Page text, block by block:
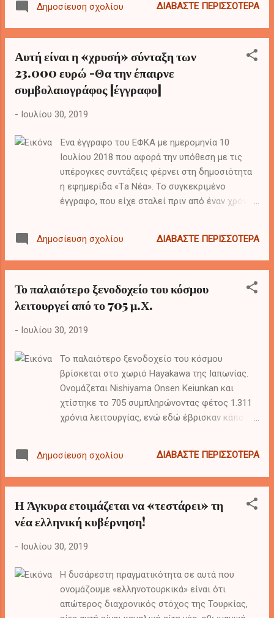
Οι μαρτυρίες, ωστόσο, για μυστηριώδεις
τόπους στην Ελλάδα, είναι πολλές. Δεν θα
διαφορετικά, καθώς είμαστε… μετρ της
μυθολογίας, όμως, υπάρχουν
αποδεδειγμένα τόποι που κάτι περίεργο
λογική εξήγηση…
Δημοσίευση σχολίου ΔΙΑΒΆΣΤΕ ΠΕΡΙΣΣΌΤΕΡΑ
Αυτή είναι η «χρυσή» σύνταξη των
23.000 ευρώ -Θα την έπαιρνε
συμβολαιογράφος [έγγραφο]
- Ιουλίου 30, 2019
Ένα έγγραφο του ΕΦΚΑ με ημερομηνία 10
Ιουλίου 2018 που αφορά την υπόθεση με τις
υπέρογκες συντάξεις φέρνει στη δημοσιότητα
η εφημερίδα «Τa Νέα». Το συγκεκριμένο
έγγραφο, που είχε σταλεί πριν από έναν χρόνο
ΕΦΚΑ, αναφέρεται στις συντάξεις των
συμβολαιογράφων. Στο επίμαχο έγγραφο που
«συμβολαιογράφος με συντάξιμες αποδοχές
40.648,30 ευρώ και καταβληθείσες
βάση το νέο νόμο και την αρχή της
ποσού: Εικόνα: Το έγγραφο με τη «βασιλική»
σύνταξη των 23.008,84 ευρώ
Δημοσίευση σχολίου ΔΙΑΒΆΣΤΕ ΠΕΡΙΣΣΌΤΕΡΑ
Το παλαιότερο ξενοδοχείο του κόσμου
λειτουργεί από το 705 μ.Χ.
- Ιουλίου 30, 2019
Το παλαιότερο ξενοδοχείο του κόσμου
βρίσκεται στο χωριό Hayakawa της Ιαπωνίας.
Ονομάζεται Nishiyama Onsen Keiunkan και
χτίστηκε το 705 συμπληρώνοντας φέτος 1.311
χρόνια λειτουργίας, ενώ εδώ έβρισκαν κάποτε
ενώ κατά τη διάρκεια όλων αυτών των χρόνων
πέρασε από 52 γενιές και συνεχίζει να ανήκει
Δημοσίευση σχολίου ΔΙΑΒΆΣΤΕ ΠΕΡΙΣΣΌΤΕΡΑ
Η Άγκυρα ετοιμάζεται να «τεστάρει» τη
νέα ελληνική κυβέρνηση!
- Ιουλίου 30, 2019
Η δυσάρεστη πραγματικότητα σε αυτά που
ονομάζουμε «ελληνοτουρκικά» είναι ότι
απώτερος διαχρονικός στόχος της Τουρκίας,